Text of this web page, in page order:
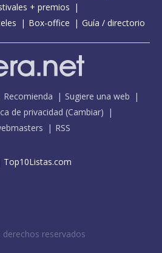
+ premios
Box-office Guía / directorio
Recomienda
Sugiere una web
de privacidad (Cambiar)
RSS
Top10Listas.com
reservados